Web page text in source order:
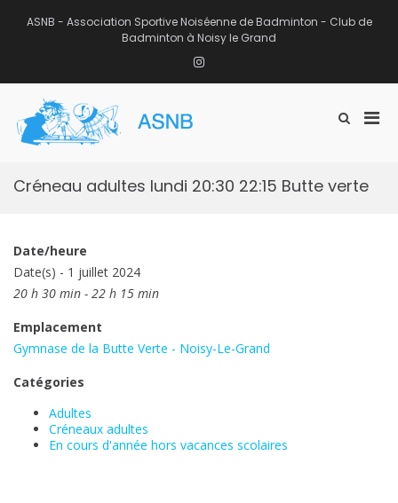
ASNB - Association Sportive Noiséenne de Badminton - Club de
Badminton à Noisy le Grand
Instagram
Afficher
recherche
Créneau adultes lundi 20:30 22:15 Butte verte
Date/heure
Date(s) - 1 juillet 2024
20 h 30 min - 22 h 15 min
Emplacement
Gymnase de la Butte Verte - Noisy-Le-Grand
Catégories
Adultes
Créneaux adultes
En cours d'année hors vacances scolaires